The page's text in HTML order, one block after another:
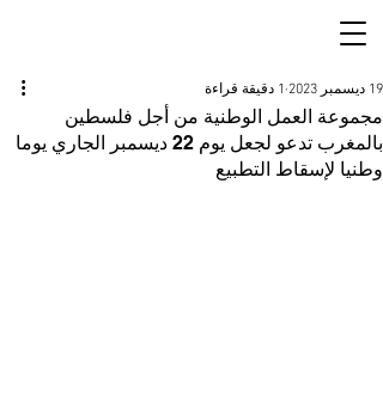
مجموعة العمل الوطنية من أجل فلسطين
بالمغرب تدعو لجعل يوم 22 ديسمبر الجاري يوما
وطنيا لإسقاط التطبيع
19 ديسمبر 2023 1 دقيقة قراءة